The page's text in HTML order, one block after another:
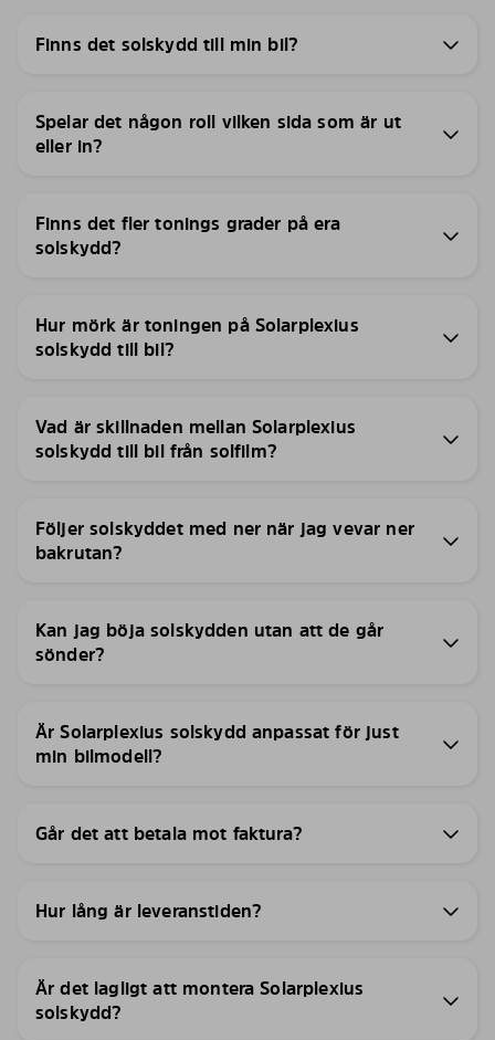
Finns det solskydd till min bil?
Spelar det någon roll vilken sida som är ut
eller in?
Finns det fler tonings grader på era
solskydd?
Hur mörk är toningen på Solarplexius
solskydd till bil?
Vad är skillnaden mellan Solarplexius
solskydd till bil från solfilm?
Följer solskyddet med ner när jag vevar ner
bakrutan?
Kan jag böja solskydden utan att de går
sönder?
Är Solarplexius solskydd anpassat för just
min bilmodell?
Går det att betala mot faktura?
Hur lång är leveranstiden?
Är det lagligt att montera Solarplexius
solskydd?